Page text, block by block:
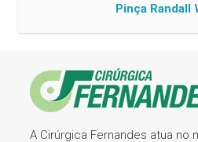
Pinça Randall
A Cirúrgica Fernandes atua no